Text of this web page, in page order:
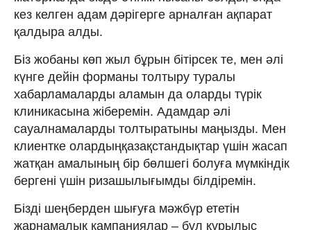
кез келген адам дәрігерге арналған ақпарат
қалдыра алды.
Біз жобаны көп жыл бұрын бітірсек те, мен әлі
күнге дейін форманы толтыру туралы
хабарламаларды аламын да оларды түрік
клиникасына жіберемін. Адамдар әлі
сауалнамаларды толтыратыны маңызды. Мен
клиентке олардыңқазақстандықтар үшін жасап
жатқан амалының бір бөлшегі болуға мүмкіндік
бергені үшін ризашылығымды білдіремін.
Бізді шеңберден шығуға мәжбүр ететін
жарнамалық кампаниялар – бұл құрылыс